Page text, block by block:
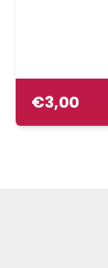
€3,00